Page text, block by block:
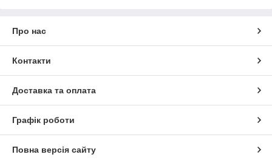
Про нас
Контакти
Доставка та оплата
Графік роботи
Повна версія сайту